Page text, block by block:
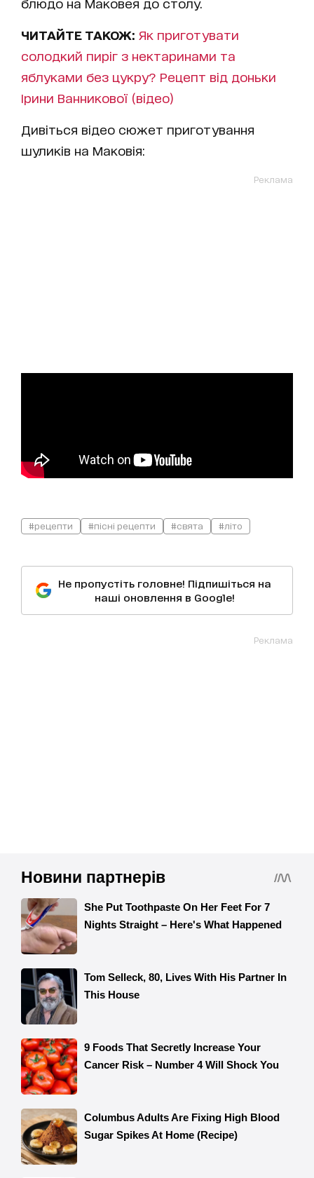
блюдо на Маковея до столу.
ЧИТАЙТЕ ТАКОЖ: Як приготувати
солодкий пиріг з нектаринами та
яблуками без цукру? Рецепт від доньки
Ірини Ванникової (відео)
Дивіться відео сюжет приготування
шуликів на Маковія:
Реклама
#рецепти #пісні рецепти #свята #літо
Не пропустіть головне! Підпишіться на
наші оновлення в Google!
Реклама